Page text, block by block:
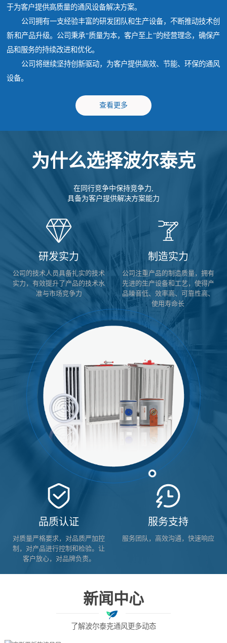
于为客户提供高质量的通风设备解决方案。
公司拥有一支经验丰富的研发团队和生产设备，不断推动技术创
新和产品升级。公司秉承“质量为本，客户至上”的经营理念，确保产
品和服务的持续改进和优化。
公司将继续坚持创新驱动，为客户提供高效、节能、环保的通风
设备。
查看更多
为什么选择波尔泰克
在同行竞争中保持竞争力,
具备为客户提供解决方案能力
研发实力
公司的技术人员具备扎实的技术
实力，有效提升了产品的技术水
准与市场竞争力
制造实力
公司注重产品的制造质量，拥有
先进的生产设备和工艺，使得产
品噪音低、效率高、可靠性高、
使用寿命长
品质认证
对质量严格要求，对品质严加控
制，对产品进行控制和检验。让
客户放心，对品牌负责。
服务支持
服务团队，高效沟通，快速响应
新闻中心
了解波尔泰克通风更多动态